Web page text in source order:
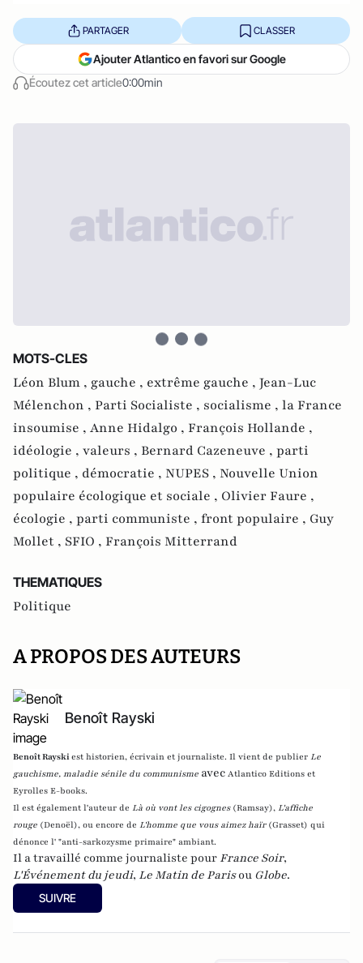
Écoutez cet article0:00min
PARTAGER CLASSER
Ajouter Atlantico en favori sur Google
MOTS-CLES
Léon Blum , gauche , extrême gauche , Jean-Luc
Mélenchon , Parti Socialiste , socialisme , la France
insoumise , Anne Hidalgo , François Hollande ,
idéologie , valeurs , Bernard Cazeneuve , parti
politique , démocratie , NUPES , Nouvelle Union
populaire écologique et sociale , Olivier Faure ,
écologie , parti communiste , front populaire , Guy
Mollet , SFIO , François Mitterrand
THEMATIQUES
Politique
A PROPOS DES AUTEURS
Benoît Rayski
Benoît Rayskiest historien, écrivain et journaliste. Il vient de publier Le
gauchisme, maladie sénile du communisme avec Atlantico Editions et
Eyrolles E-books.
Il est également l'auteur de Là où vont les cigognes (Ramsay), L'affiche
rouge (Denoël), ou encore de L'homme que vous aimez haïr (Grasset) qui
dénonce l' "anti-sarkozysme primaire" ambiant.
Il a travaillé comme journaliste pour France Soir,
L'Événement du jeudi, Le Matin de Parisou Globe.
SUIVRE